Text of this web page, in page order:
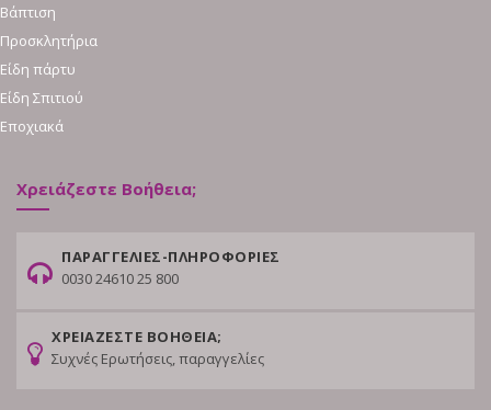
Βάπτιση
Προσκλητήρια
Είδη πάρτυ
Είδη Σπιτιού
Εποχιακά
Χρειάζεστε Βοήθεια;
ΠΑΡΑΓΓΕΛΙΕΣ-ΠΛΗΡΟΦΟΡΙΕΣ
0030 24610 25 800
ΧΡΕΙΑΖΕΣΤΕ ΒΟΗΘΕΙΑ;
Συχνές Ερωτήσεις, παραγγελίες